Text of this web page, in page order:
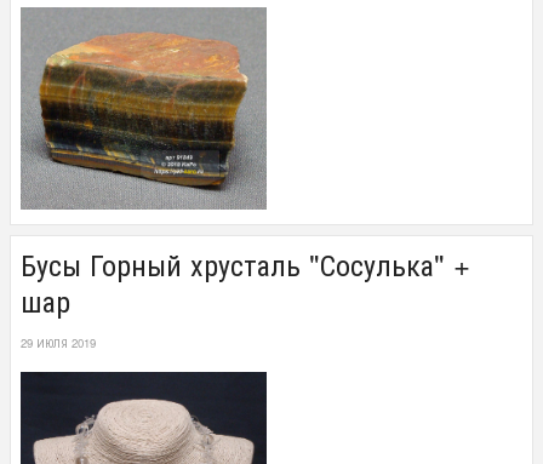
Бусы Горный хрусталь "Сосулька" +
шар
29 ИЮЛЯ 2019